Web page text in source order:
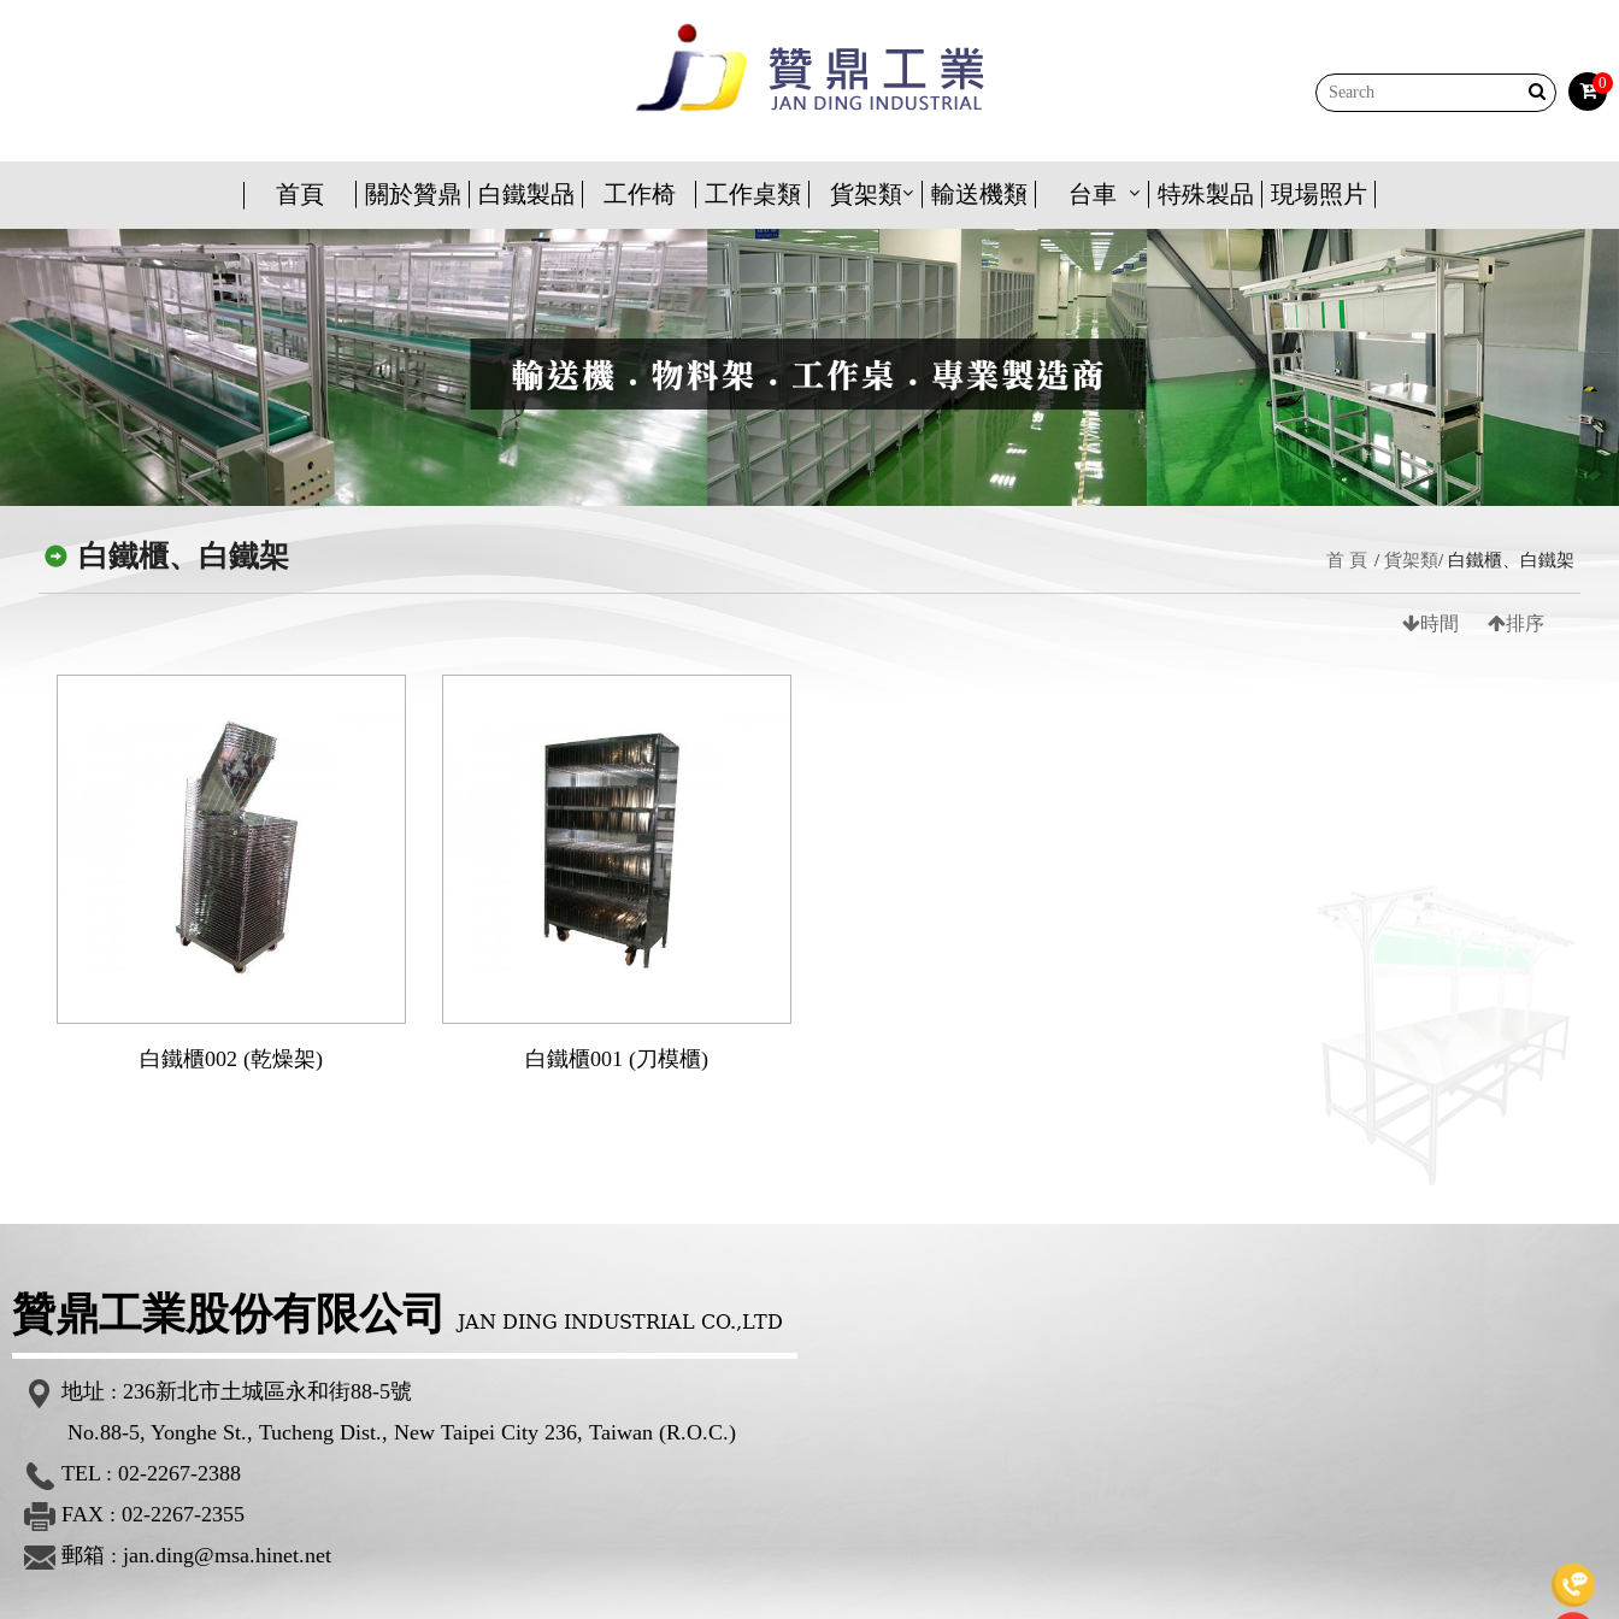
0
首頁 關於贊鼎 白鐵製品 工作椅 工作桌類 貨架類 輸送機類 台車 特殊製品 現場照片
白鐵櫃、白鐵架 首 頁 貨架類 白鐵櫃、白鐵架
時間 排序
白鐵櫃002 (乾燥架) 白鐵櫃001 (刀模櫃)
贊鼎工業股份有限公司 JAN DING INDUSTRIAL CO.,LTD
地址 : 236新北市土城區永和街88-5號
No.88-5, Yonghe St., Tucheng Dist., New Taipei City 236, Taiwan (R.O.C.)
TEL : 02-2267-2388
FAX : 02-2267-2355
郵箱 : jan.ding@msa.hinet.net